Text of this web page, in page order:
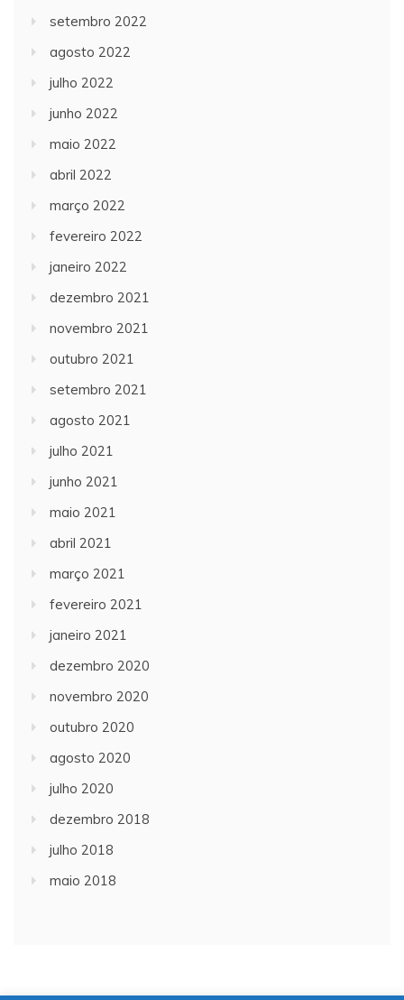
setembro 2022
agosto 2022
julho 2022
junho 2022
maio 2022
abril 2022
março 2022
fevereiro 2022
janeiro 2022
dezembro 2021
novembro 2021
outubro 2021
setembro 2021
agosto 2021
julho 2021
junho 2021
maio 2021
abril 2021
março 2021
fevereiro 2021
janeiro 2021
dezembro 2020
novembro 2020
outubro 2020
agosto 2020
julho 2020
dezembro 2018
julho 2018
maio 2018